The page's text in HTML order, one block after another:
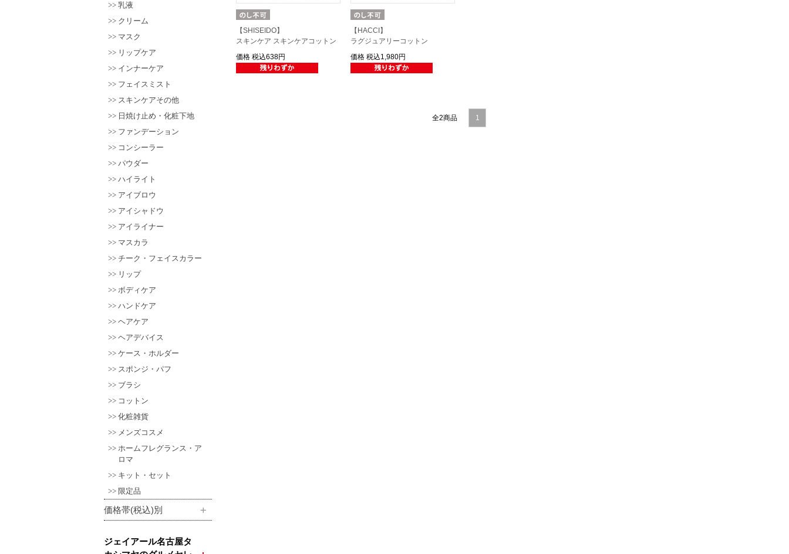
乳液
クリーム
マスク
リップケア
インナーケア
フェイスミスト
スキンケアその他
日焼け止め・化粧下地
ファンデーション
コンシーラー
パウダー
ハイライト
アイブロウ
アイシャドウ
アイライナー
マスカラ
チーク・フェイスカラー
リップ
ボディケア
ハンドケア
ヘアケア
ヘアデバイス
ケース・ホルダー
スポンジ・パフ
ブラシ
コットン
化粧雑貨
メンズコスメ
ホームフレグランス・ア
ロマ
キット・セット
限定品
価格帯(税込)別
ジェイアール名古屋タ
【SHISEIDO】
スキンケア スキンケアコットン
価格 税込638円
【HACCI】
ラグジュアリーコットン
価格 税込1,980円
全2商品 1